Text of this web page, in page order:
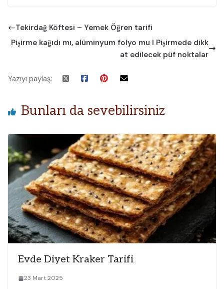
Tekirdağ Köftesi – Yemek Öğren tarifi
Pişirme kağıdı mı, alüminyum folyo mu I Pişirmede dikk
at edilecek püf noktalar
Yazıyı paylaş:
Bunları da sevebilirsiniz
Evde Diyet Kraker Tarifi
23 Mart 2025